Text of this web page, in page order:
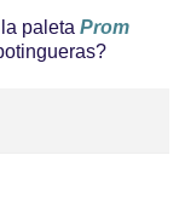
paleta Prom